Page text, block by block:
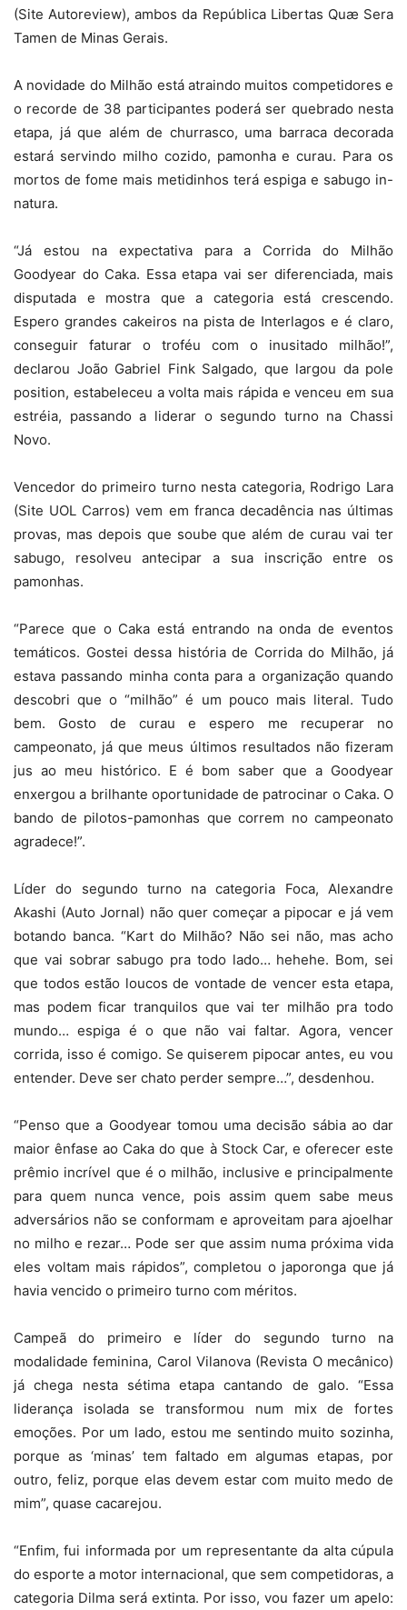
(Site Autoreview), ambos da República Libertas Quæ Sera
Tamen de Minas Gerais.
A novidade do Milhão está atraindo muitos competidores e
o recorde de 38 participantes poderá ser quebrado nesta
etapa, já que além de churrasco, uma barraca decorada
estará servindo milho cozido, pamonha e curau. Para os
mortos de fome mais metidinhos terá espiga e sabugo in-
natura.
“Já estou na expectativa para a Corrida do Milhão
Goodyear do Caka. Essa etapa vai ser diferenciada, mais
disputada e mostra que a categoria está crescendo.
Espero grandes cakeiros na pista de Interlagos e é claro,
conseguir faturar o troféu com o inusitado milhão!”,
declarou João Gabriel Fink Salgado, que largou da pole
position, estabeleceu a volta mais rápida e venceu em sua
estréia, passando a liderar o segundo turno na Chassi
Novo.
Vencedor do primeiro turno nesta categoria, Rodrigo Lara
(Site UOL Carros) vem em franca decadência nas últimas
provas, mas depois que soube que além de curau vai ter
sabugo, resolveu antecipar a sua inscrição entre os
pamonhas.
“Parece que o Caka está entrando na onda de eventos
temáticos. Gostei dessa história de Corrida do Milhão, já
estava passando minha conta para a organização quando
descobri que o “milhão” é um pouco mais literal. Tudo
bem. Gosto de curau e espero me recuperar no
campeonato, já que meus últimos resultados não fizeram
jus ao meu histórico. E é bom saber que a Goodyear
enxergou a brilhante oportunidade de patrocinar o Caka. O
bando de pilotos-pamonhas que correm no campeonato
agradece!”.
Líder do segundo turno na categoria Foca, Alexandre
Akashi (Auto Jornal) não quer começar a pipocar e já vem
botando banca. “Kart do Milhão? Não sei não, mas acho
que vai sobrar sabugo pra todo lado… hehehe. Bom, sei
que todos estão loucos de vontade de vencer esta etapa,
mas podem ficar tranquilos que vai ter milhão pra todo
mundo… espiga é o que não vai faltar. Agora, vencer
corrida, isso é comigo. Se quiserem pipocar antes, eu vou
entender. Deve ser chato perder sempre…”, desdenhou.
“Penso que a Goodyear tomou uma decisão sábia ao dar
maior ênfase ao Caka do que à Stock Car, e oferecer este
prêmio incrível que é o milhão, inclusive e principalmente
para quem nunca vence, pois assim quem sabe meus
adversários não se conformam e aproveitam para ajoelhar
no milho e rezar… Pode ser que assim numa próxima vida
eles voltam mais rápidos”, completou o japoronga que já
havia vencido o primeiro turno com méritos.
Campeã do primeiro e líder do segundo turno na
modalidade feminina, Carol Vilanova (Revista O mecânico)
já chega nesta sétima etapa cantando de galo. “Essa
liderança isolada se transformou num mix de fortes
emoções. Por um lado, estou me sentindo muito sozinha,
porque as ‘minas’ tem faltado em algumas etapas, por
outro, feliz, porque elas devem estar com muito medo de
mim”, quase cacarejou.
“Enfim, fui informada por um representante da alta cúpula
do esporte a motor internacional, que sem competidoras, a
categoria Dilma será extinta. Por isso, vou fazer um apelo: